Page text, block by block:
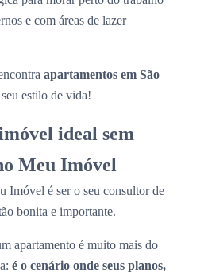
e com áreas de lazer
apartamentos em São
estilo de vida!
ideal sem
Meu Imóvel
Imóvel é ser o seu consultor de
bonita e importante.
apartamento é muito mais do
é o cenário onde seus planos,